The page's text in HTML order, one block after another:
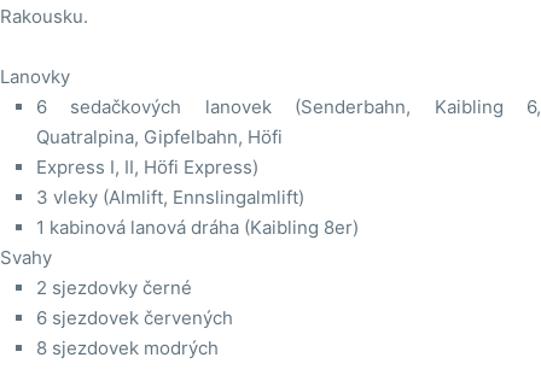
Rakousku.
Lanovky
6 sedačkových lanovek (Senderbahn, Kaibling 6,
Quatralpina, Gipfelbahn, Höfi
Express I, II, Höfi Express)
3 vleky (Almlift, Ennslingalmlift)
1 kabinová lanová dráha (Kaibling 8er)
Svahy
2 sjezdovky černé
6 sjezdovek červených
8 sjezdovek modrých